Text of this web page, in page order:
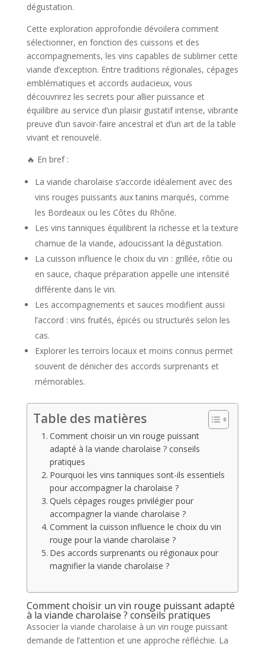
dégustation.
Cette exploration approfondie dévoilera comment
sélectionner, en fonction des cuissons et des
accompagnements, les vins capables de sublimer cette
viande d’exception. Entre traditions régionales, cépages
emblématiques et accords audacieux, vous
découvrirez les secrets pour allier puissance et
équilibre au service d’un plaisir gustatif intense, vibrante
preuve d’un savoir-faire ancestral et d’un art de la table
vivant et renouvelé.
🔥 En bref :
La viande charolaise s’accorde idéalement avec des
vins rouges puissants aux tanins marqués, comme
les Bordeaux ou les Côtes du Rhône.
Les vins tanniques équilibrent la richesse et la texture
charnue de la viande, adoucissant la dégustation.
La cuisson influence le choix du vin : grillée, rôtie ou
en sauce, chaque préparation appelle une intensité
différente dans le vin.
Les accompagnements et sauces modifient aussi
l’accord : vins fruités, épicés ou structurés selon les
cas.
Explorer les terroirs locaux et moins connus permet
souvent de dénicher des accords surprenants et
mémorables.
Table des matières
Comment choisir un vin rouge puissant
adapté à la viande charolaise ? conseils
pratiques
Pourquoi les vins tanniques sont-ils essentiels
pour accompagner la charolaise ?
Quels cépages rouges privilégier pour
accompagner la viande charolaise ?
Comment la cuisson influence le choix du vin
rouge pour la viande charolaise ?
Des accords surprenants ou régionaux pour
magnifier la viande charolaise ?
Comment choisir un vin rouge puissant adapté
à la viande charolaise ? conseils pratiques
Associer la viande charolaise à un vin rouge puissant
demande de l’attention et une approche réfléchie. La